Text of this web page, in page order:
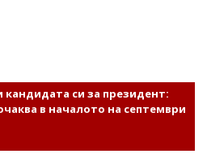
кандидата си за президент:
в началото на септември